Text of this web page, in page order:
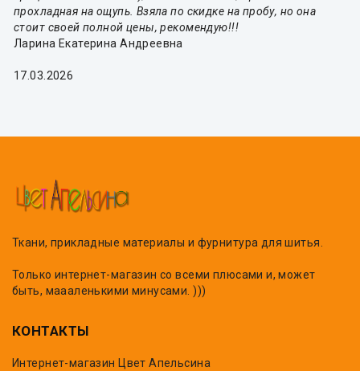
прохладная на ощупь. Взяла по скидке на пробу, но она
стоит своей полной цены, рекомендую!!!
Ларина Екатерина Андреевна
17.03.2026
Ткани, прикладные материалы и фурнитура для шитья.
Только интернет-магазин со всеми плюсами и, может
быть, маааленькими минусами. )))
КОНТАКТЫ
Интернет-магазин Цвет Апельсина